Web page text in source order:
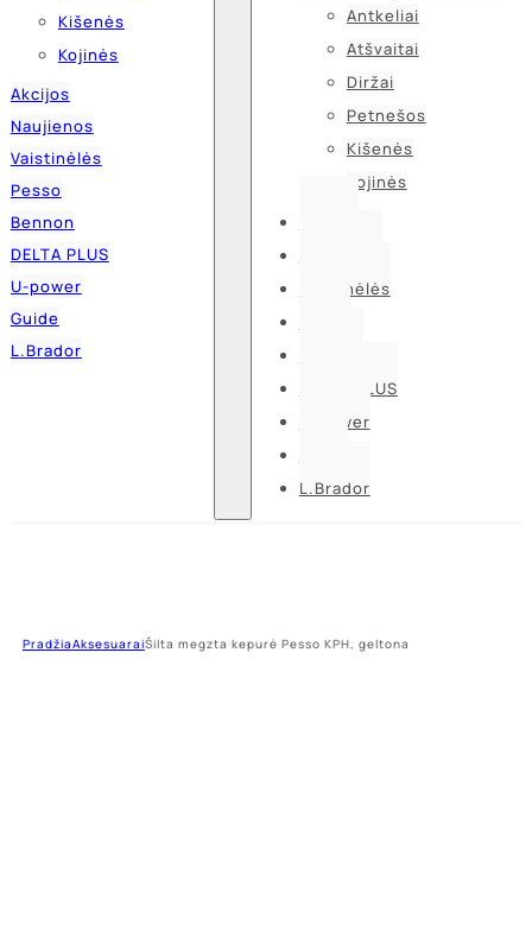
Kišenės
Kojinės
Akcijos
Naujienos
Vaistinėlės
Pesso
Bennon
DELTA PLUS
U-power
Guide
L.Brador
Antkeliai
Atšvaitai
Diržai
Petnešos
Kišenės
Kojinės
Vaistinėlės
DELTA PLUS
U-power
L.Brador
PradžiaAksesuaraiŠilta megzta kepurė Pesso KPH, geltona